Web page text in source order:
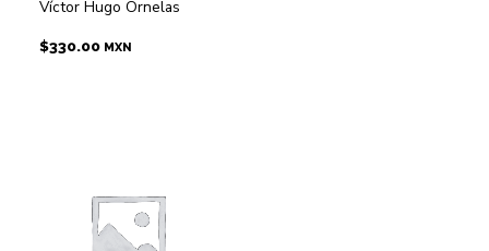
Víctor Hugo Ornelas
$330.00 MXN